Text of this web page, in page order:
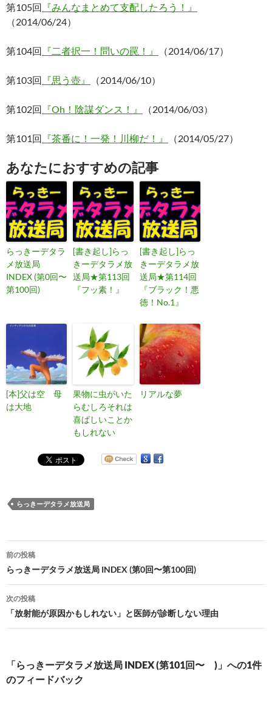
第105回 『みんなまとめて支配したろう！』
（2014/06/24）
第104回 『二者択一！問いの罠！』 （2014/06/17）
第103回 『思う壺』 （2014/06/10）
第102回 『Oh！陰謀ダンス！』 （2014/06/03）
第101回 『茶番に！一発！川柳だ！』 （2014/05/27）
あなたにおすすめの記事
らっきーデタラ
メ放送局
INDEX (第0回〜
第100回)
[書き起し]らっ
きーデタラメ放
送局★第113回
『フッ素！』
[書き起し]らっ
きーデタラメ放
送局★第114回
『ブラック！悪
徳！No.1』
[本]父は空 母
は大地
果物に虫がいた
らむしろそれは
喜ばしいことか
もしれない
リアルな夢
らっきーデタラメ放送局
投
稿
ナ
ビ
ー
シ
前の投稿
らっきーデタラメ放送局 INDEX (第0回〜第100回)
次の投稿
「放射能が原因かもしれない」と医師が診断しない理由
「らっきーデタラメ放送局 INDEX (第101回〜 )」への1件
のフィードバック